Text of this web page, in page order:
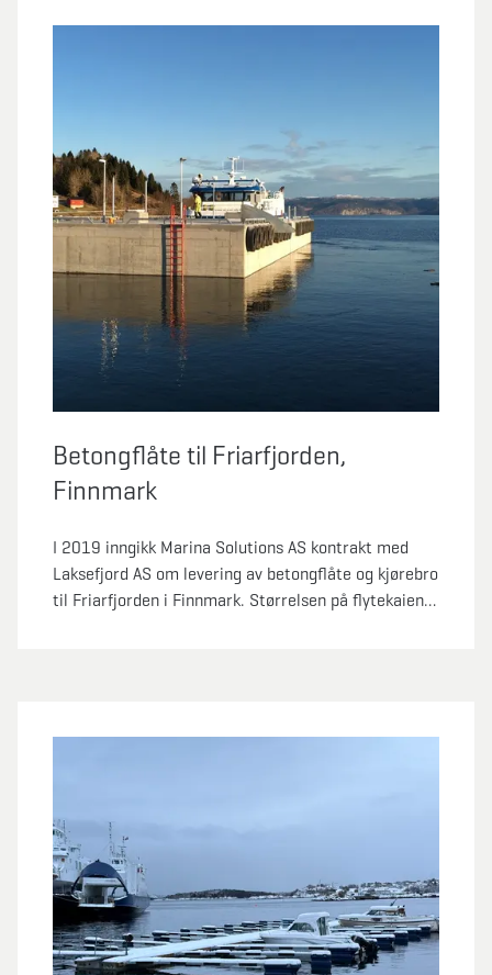
Betongflåte til Friarfjorden,
Finnmark
I 2019 inngikk Marina Solutions AS kontrakt med
Laksefjord AS om levering av betongflåte og kjørebro
til Friarfjorden i Finnmark. Størrelsen på flytekaien